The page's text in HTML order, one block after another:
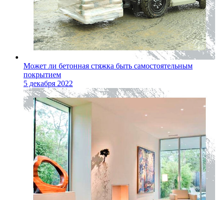
Может ли бетонная стяжка быть самостоятельным
покрытием
5 декабря 2022